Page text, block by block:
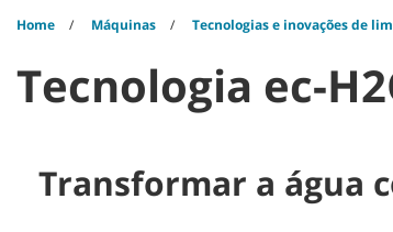
Home Máquinas Tecnologias e inovações de
Tecnologia ec-
Transformar a água